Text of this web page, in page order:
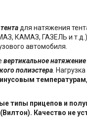
для натяжения
КАМАЗ, ГАЗЕЛЬ и
автомобиля.
вертикальное
полиэстера.
типы прицепов и
Качество не